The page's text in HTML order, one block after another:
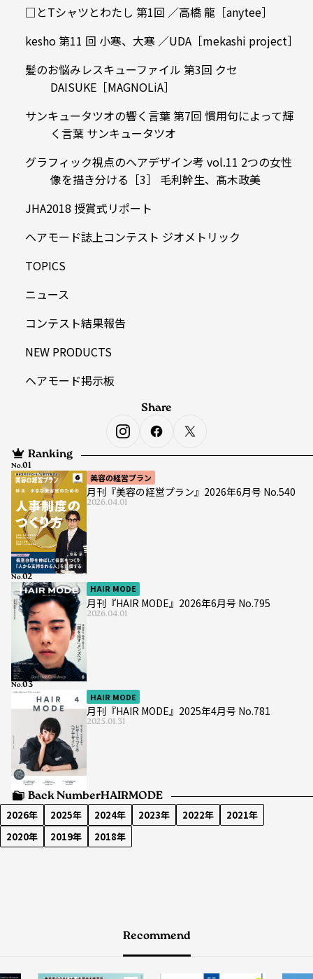
□とTシャツとわたし 第1回 ／高橋 龍［anytee］
kesho 第11 回 小寒、大寒 ／UDA［mekashi project］
髪のお悩みレスキューファイル 第3回 クセ
DAISUKE［MAGNOLiA］
サンキュータツオの響く言葉 第7回 慣用句によって輝
く言葉 サンキュータツオ
グラフィック視点のヘアデザイン考 vol.11 2つの女性
像を描き分ける［3］ 毛利幹生、髙木政美
JHA2018 授賞式リポート
ヘアモード誌上コンテスト ジオメトリック
TOPICS
ニュース
コンテスト結果報告
NEW PRODUCTS
ヘアモード掲示板
Ranking
美容の経営プラン
月刊『美容の経営プラン』2026年6月号 No.540
2026.04.01
No.
HAIR MODE
月刊『HAIR MODE』2026年6月号 No.795
2026.04.01
No.
HAIR MODE
月刊『HAIR MODE』2025年4月号 No.781
2025.01.31
No.
Back NumberHAIRMODE
2026年 2025年 2024年 2023年 2022年
2021年
2020年
2019年 2018年
Share
Recommend